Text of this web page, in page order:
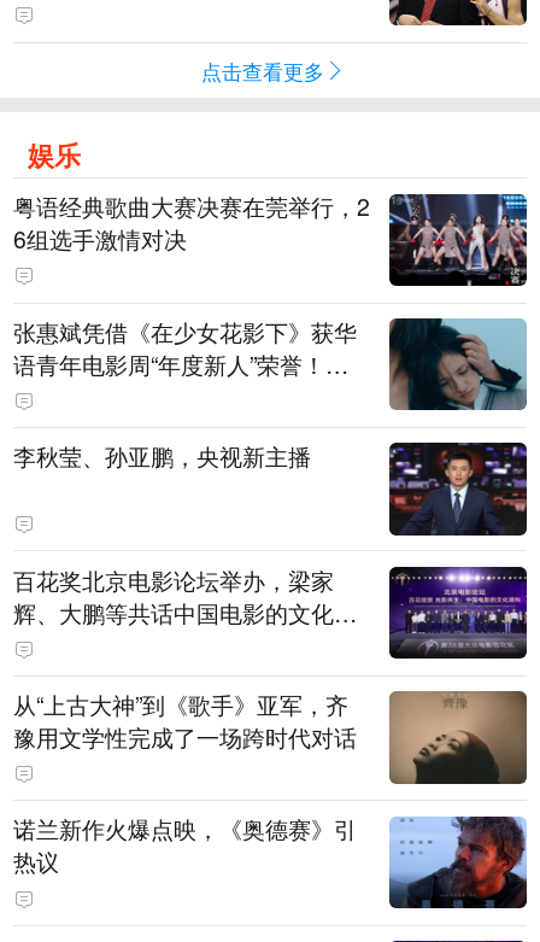
点击查看更多
娱乐
粤语经典歌曲大赛决赛在莞举行，2
6组选手激情对决
张惠斌凭借《在少女花影下》获华
语青年电影周“年度新人”荣誉！该
电影全程在广州取景，采用粤语对
白，主演均为广州本土演员
李秋莹、孙亚鹏，央视新主播
百花奖北京电影论坛举办，梁家
辉、大鹏等共话中国电影的文化建
构
从“上古大神”到《歌手》亚军，齐
豫用文学性完成了一场跨时代对话
诺兰新作火爆点映，《奥德赛》引
热议